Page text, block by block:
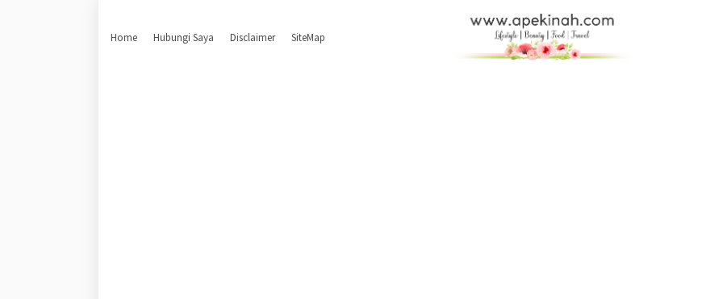
Home Hubungi Saya Disclaimer SiteMap